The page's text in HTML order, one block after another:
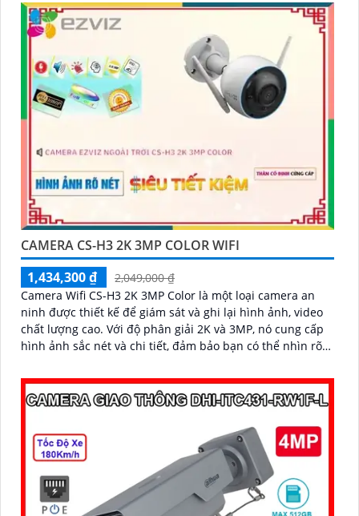
bền bỉ chống nước IP65 phù hợp lắp đặt trong mọi điều
kiện thời tiết. Camera An Ninh CS-CB5-R100-2F8WFL có
khả năng còi hú, đèn chớp báo động, Wifi Không Dây,
chức năng AI deep learning phân biệt người & phương
tiện
CAMERA CS-H3 2K 3MP COLOR WIFI
1,434,300 ₫
2,049,000 ₫
Camera Wifi CS-H3 2K 3MP Color là một loại camera an
ninh được thiết kế để giám sát và ghi lại hình ảnh, video
chất lượng cao. Với độ phân giải 2K và 3MP, nó cung cấp
hình ảnh sắc nét và chi tiết, đảm bảo bạn có thể nhìn rõ